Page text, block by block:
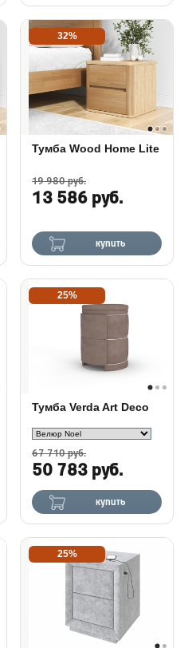
32%
Тумба Wood Home Lite
19 980 руб.
13 586 руб.
купить
25%
Тумба Verda Art Deco
67 710 руб.
50 783 руб.
купить
25%